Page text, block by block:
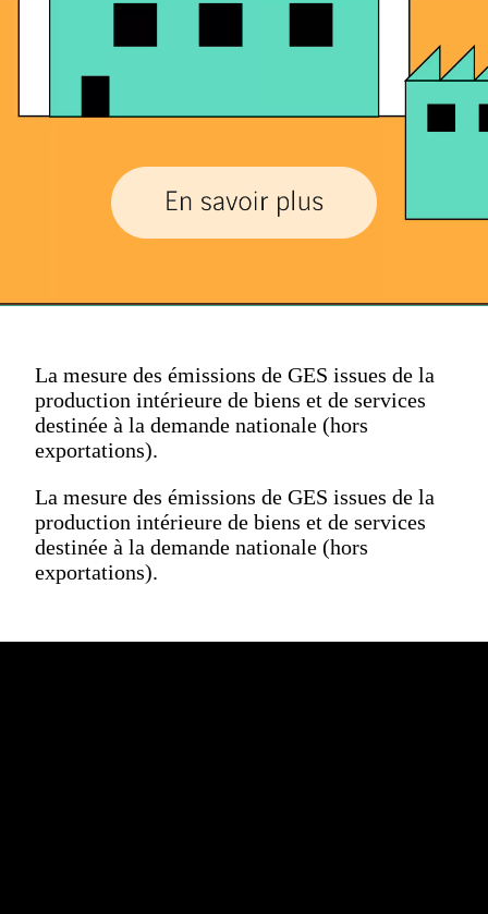
La mesure des émissions de GES issues de la
production intérieure de biens et de services
destinée à la demande nationale (hors
exportations).
La mesure des émissions de GES issues de la
production intérieure de biens et de services
destinée à la demande nationale (hors
exportations).